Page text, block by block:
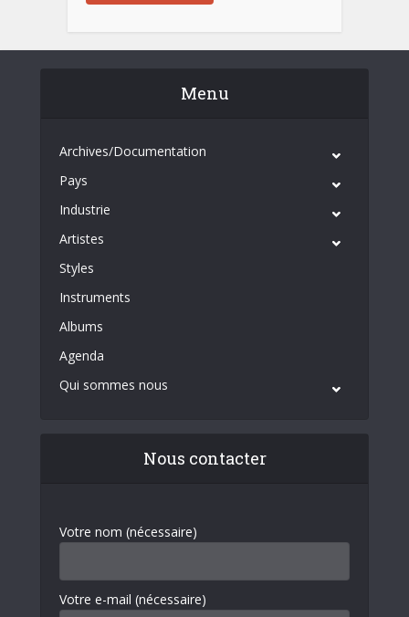
Menu
Archives/Documentation
Pays
Industrie
Artistes
Styles
Instruments
Albums
Agenda
Qui sommes nous
Nous contacter
Votre nom (nécessaire)
Votre e-mail (nécessaire)